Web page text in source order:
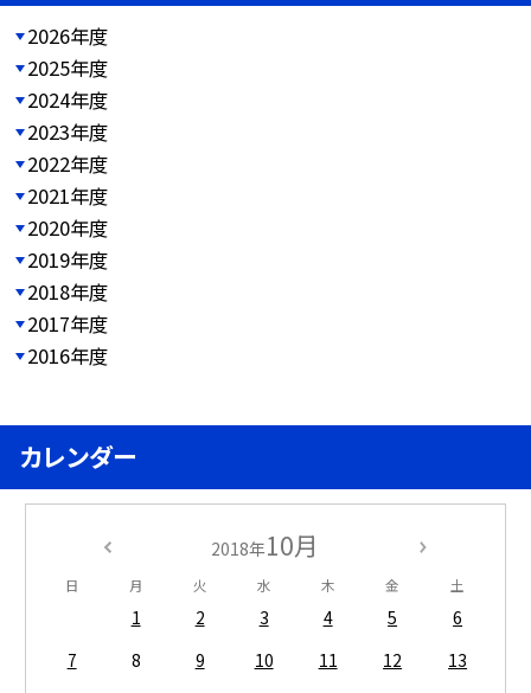
2026年度
2025年度
2024年度
2023年度
2022年度
2021年度
2020年度
2019年度
2018年度
2017年度
2016年度
カレンダー
2018年10月
日 月 火 水 木 金 土
1 2 3 4 5
6
7
8 9 10 11 12
13